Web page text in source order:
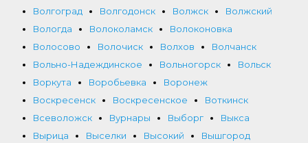
Волгоград
Волгодонск Волжск
Волжский
Вологда
Волоколамск
Волоконовка
Волосово
Волочиск Волхов
Волчанск
Вольно-Надеждинское
Вольногорск
Вольск
Воркута
Воробьевка
Воронеж
Воскресенск
Воскресенское
Воткинск
Всеволожск
Вурнары Выборг
Выкса
Вырица
Выселки Высокий
Вышгород